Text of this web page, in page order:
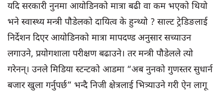
यदि सरकारी नुनमा आयोडिनको मात्रा बढी वा कम भएको थियो
भने स्वास्थ्य मन्त्री पौडेलको दायित्व के हुन्थ्यो ? साल्ट ट्रेडिङलाई
निर्देशन दिएर आयोडिनको मात्रा मापदण्ड अनुसार सच्याउन
लगाउने, प्रयोगशाला परीक्षण बढाउने। तर मन्त्री पौडेलले त्यो
गरेनन्। उनले मिडिया स्टन्टको आडमा “अब नुनको गुणस्तर सुधार्न
बजार खुला गर्नुपर्छ” भन्दै निजी क्षेत्रलाई भित्र्याउने गरी ऐन लागू